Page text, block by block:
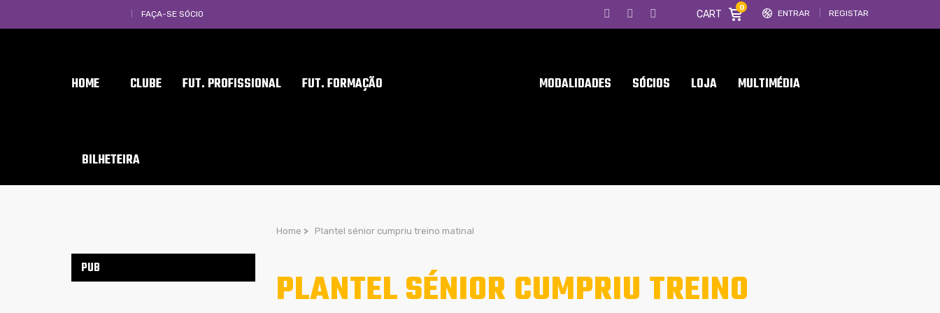
FAÇA-SE SÓCIO ENTRAR REGISTAR
CART
0
HOME CLUBE FUT. PROFISSIONAL FUT. FORMAÇÃO MODALIDADES SÓCIOS LOJA MULTIMÉDIA
BILHETEIRA
Home > Plantel sénior cumpriu treino matinal
PLANTEL SÉNIOR CUMPRIU TREINO
PUB